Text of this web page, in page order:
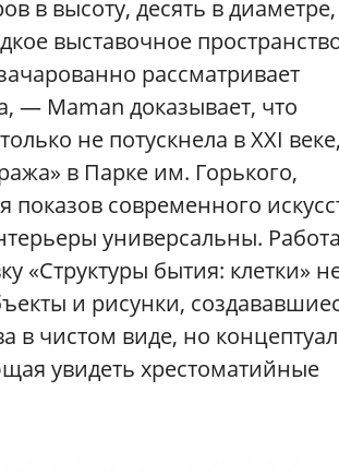
в высоту, десять в
выставочное
рассматривает
— Maman доказывает, что
не потускнела в XXI
в Парке им. Горького,
современного
универсальны.
«Структуры бытия: клетки»
и рисунки,
в чистом виде, но
увидеть хрестоматийные